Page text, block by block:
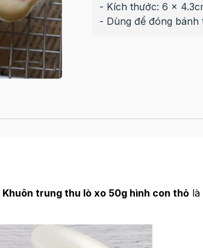
- Kích thước: 6 x
- Dùng để đóng
Khuôn trung thu lò xo 50g hình con thỏlà